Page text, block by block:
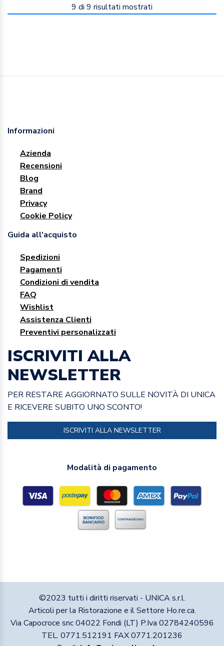
9 di 9 risultati mostrati
Informazioni
Azienda
Recensioni
Blog
Brand
Privacy
Cookie Policy
Guida all'acquisto
Spedizioni
Pagamenti
Condizioni di vendita
FAQ
Wishlist
Assistenza Clienti
Preventivi personalizzati
ISCRIVITI ALLA
NEWSLETTER
PER RESTARE AGGIORNATO SULLE NOVITÀ DI UNICA
E RICEVERE SUBITO UNO SCONTO!
ISCRIVITI ALLA NEWSLETTER
Modalità di pagamento
©2023 tutti i diritti riservati - UNICA s.r.l.
Articoli per la Ristorazione e il Settore Ho.re.ca.
Via Capocroce snc 04022 Fondi (LT) P.Iva 02784240596
TEL. 0771.512191 FAX 0771.201236